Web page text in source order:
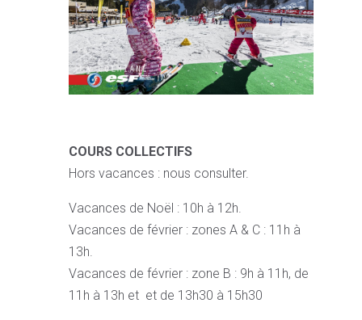
COURS COLLECTIFS
Hors vacances : nous consulter.
Vacances de Noël : 10h à 12h.
Vacances de février : zones A & C : 11h à
13h.
Vacances de février : zone B : 9h à 11h, de
11h à 13h et et de 13h30 à 15h30